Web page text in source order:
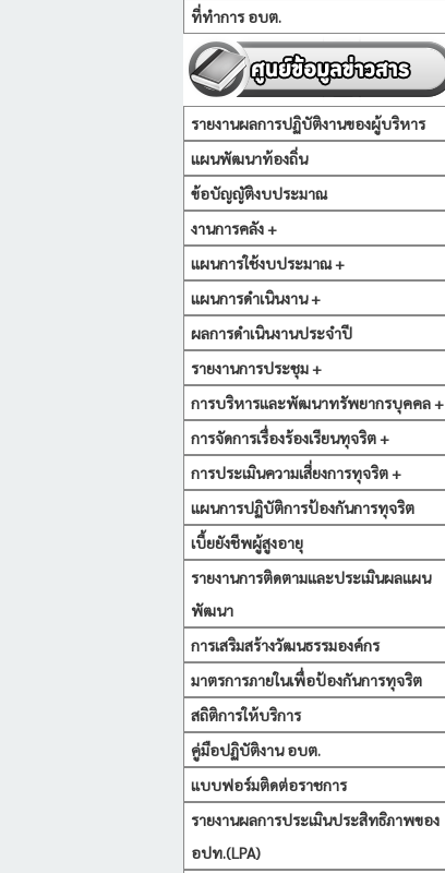
ที่ทำการ อบต.
รายงานผลการปฏิบัติงานของผู้บริหาร
แผนพัฒนาท้องถิ่น
ข้อบัญญัติงบประมาณ
งานการคลัง +
แผนการใช้งบประมาณ +
แผนการดำเนินงาน +
ผลการดำเนินงานประจำปี
รายงานการประชุม +
การบริหารและพัฒนาทรัพยากรบุคคล +
การจัดการเรื่องร้องเรียนทุจริต +
การประเมินความเสี่ยงการทุจริต +
แผนการปฏิบัติการป้องกันการทุจริต
เบี้ยยังชีพผู้สูงอายุ
รายงานการติดตามและประเมินผลแผน
พัฒนา
การเสริมสร้างวัฒนธรรมองค์กร
มาตรการภายในเพื่อป้องกันการทุจริต
สถิติการให้บริการ
คู่มือปฏิบัติงาน อบต.
แบบฟอร์มติดต่อราชการ
รายงานผลการประเมินประสิทธิภาพของ
อปท.(LPA)